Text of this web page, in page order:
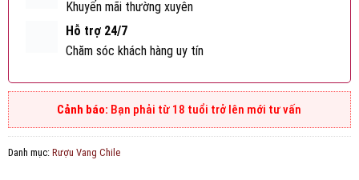
Khuyến mãi thường xuyên
Hỗ trợ 24/7
Chăm sóc khách hàng uy tín
Bạn phải từ 18 tuổi trở lên mới tư vấn
Danh mục: Rượu Vang Chile